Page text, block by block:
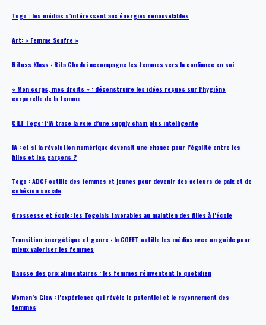
Togo : les médias s’intéressent aux énergies renouvelables
Art: « Femme Soufre »
Rituss Klass : Rita Gbodui accompagne les femmes vers la confiance en soi
« Mon corps, mes droits » : déconstruire les idées reçues sur l’hygiène
corporelle de la femme
CILT Togo: l’IA trace la voie d’une supply chain plus intelligente
IA : et si la révolution numérique devenait une chance pour l’égalité entre les
filles et les garçons ?
Togo : ADCF outille des femmes et jeunes pour devenir des acteurs de paix et de
cohésion sociale
Grossesse et école: les Togolais favorables au maintien des filles à l’école
Transition énergétique et genre : la COFET outille les médias avec un guide pour
mieux valoriser les femmes
Hausse des prix alimentaires : les femmes réinventent le quotidien
Women’s Glow : l’expérience qui révèle le potentiel et le rayonnement des
femmes